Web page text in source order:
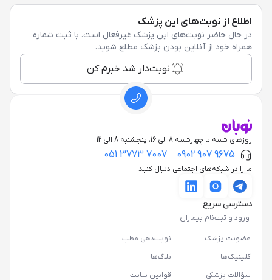
اطلاع از نوبت‌های این پزشک
در حال حاضر نوبت‌های این پزشک غیرفعال است. با ثبت شماره
همراه خود از آنلاین بودن پزشک مطلع شوید.
نوبت‌دار شد خبرم کن
روزهای شنبه تا چهارشنبه 8 الی 16، پنجشنبه 8 الی 12
0902 907 9675
051 3773 7007
ما را در شبکه‌های اجتماعی دنبال کنید
دسترسی سریع
ورود و ثبت‌نام بیماران
عضویت پزشک
نوبت‌دهی مطب
کلینیک‌ها
بلاگ‌ها
سؤالات پزشکی
قوانین سایت